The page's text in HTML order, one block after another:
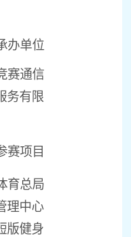
办单位
赛通信
务有限
赛项目
育总局
理中心
版健身